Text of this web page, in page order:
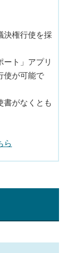
決権行使を採
ト」アプリ
使が可能で
書がなくとも
ら